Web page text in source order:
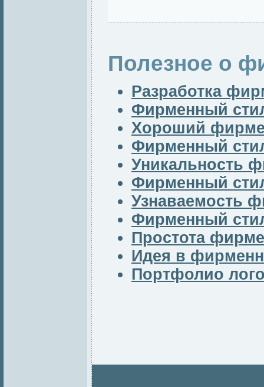
Полезное о
Разработка
Фирменный
Хороший
Фирменный
Уникальность
Фирменный
Узнаваемость
Фирменный
Простота
Идея в
Портфолио